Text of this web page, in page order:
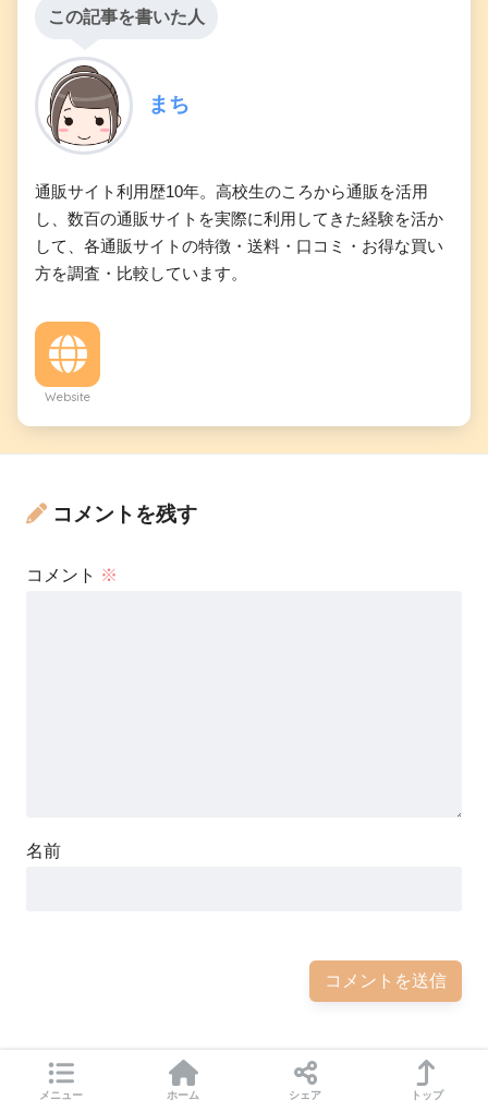
この記事を書いた人
まち
通販サイト利用歴10年。高校生のころから通販を活用
し、数百の通販サイトを実際に利用してきた経験を活か
して、各通販サイトの特徴・送料・口コミ・お得な買い
方を調査・比較しています。
Website
コメントを残す
コメント ※
名前
前の記事
メニュー ホーム シェア トップ